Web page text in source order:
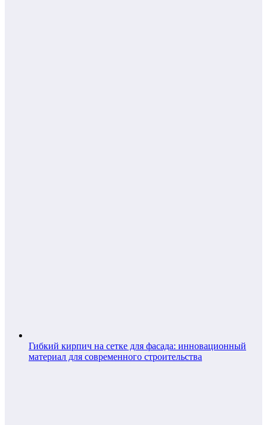
Гибкий кирпич на сетке для фасада: инновационный
материал для современного строительства